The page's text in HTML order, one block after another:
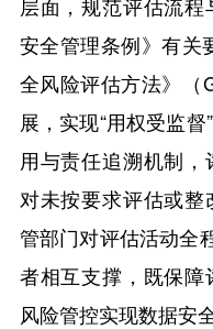
安全管理条例》有关
全风险评估方法》（
展，实现“用权受监
用与责任追溯机制，
对未按要求评估或
管部门对评估活动全
者相互支撑，既保
风险管控实现数据安